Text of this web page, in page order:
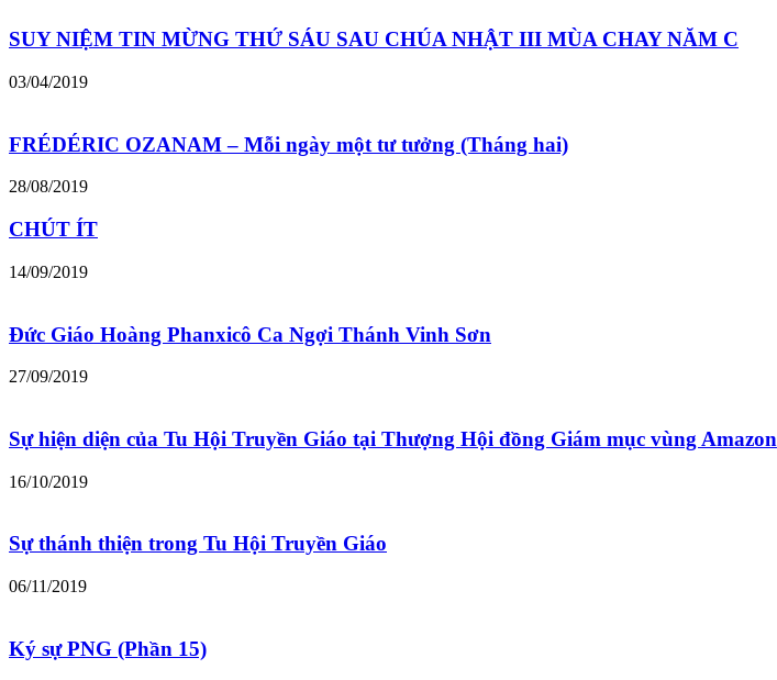
SUY NIỆM TIN MỪNG THỨ SÁU SAU CHÚA NHẬT III MÙA CHAY NĂM C
03/04/2019
FRÉDÉRIC OZANAM – Mỗi ngày một tư tưởng (Tháng hai)
28/08/2019
CHÚT ÍT
14/09/2019
Đức Giáo Hoàng Phanxicô Ca Ngợi Thánh Vinh Sơn
27/09/2019
Sự hiện diện của Tu Hội Truyền Giáo tại Thượng Hội đồng Giám mục vùng Amazon
16/10/2019
Sự thánh thiện trong Tu Hội Truyền Giáo
06/11/2019
Ký sự PNG (Phần 15)